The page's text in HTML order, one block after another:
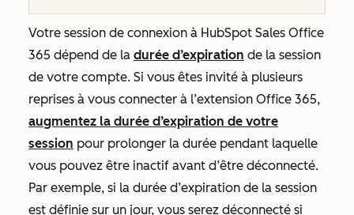
Votre session de connexion à HubSpot Sales Office
365 dépend de la durée d’expiration de la session
de votre compte. Si vous êtes invité à plusieurs
reprises à vous connecter à l’extension Office 365,
augmentez la durée d’expiration de votre
session pour prolonger la durée pendant laquelle
vous pouvez être inactif avant d’être déconnecté.
Par exemple, si la durée d’expiration de la session
est définie sur un jour, vous serez déconnecté si